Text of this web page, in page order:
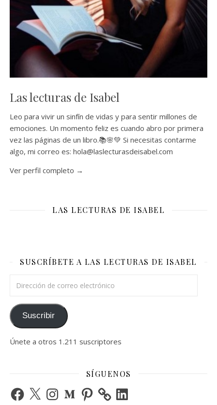
Las lecturas de Isabel
Leo para vivir un sinfín de vidas y para sentir millones de
emociones. Un momento feliz es cuando abro por primera
vez las páginas de un libro.📚🌸💚 Si necesitas contarme
algo, mi correo es: hola@laslecturasdeisabel.com
Ver perfil completo →
LAS LECTURAS DE ISABEL
SUSCRÍBETE A LAS LECTURAS DE ISABEL
Suscribir
Únete a otros 1.211 suscriptores
SÍGUENOS
Facebook
X InstagramMediumPinterest LinkedIn